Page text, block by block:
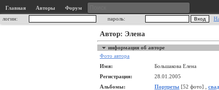
Главная Авторы
Форум
логин:
пароль:
Автор: Элена
информация об авторе
Фото автора
Имя:
Большакова Елена
Регистрация:
28.01.2005
Альбомы:
Портреты [52 фото] ,